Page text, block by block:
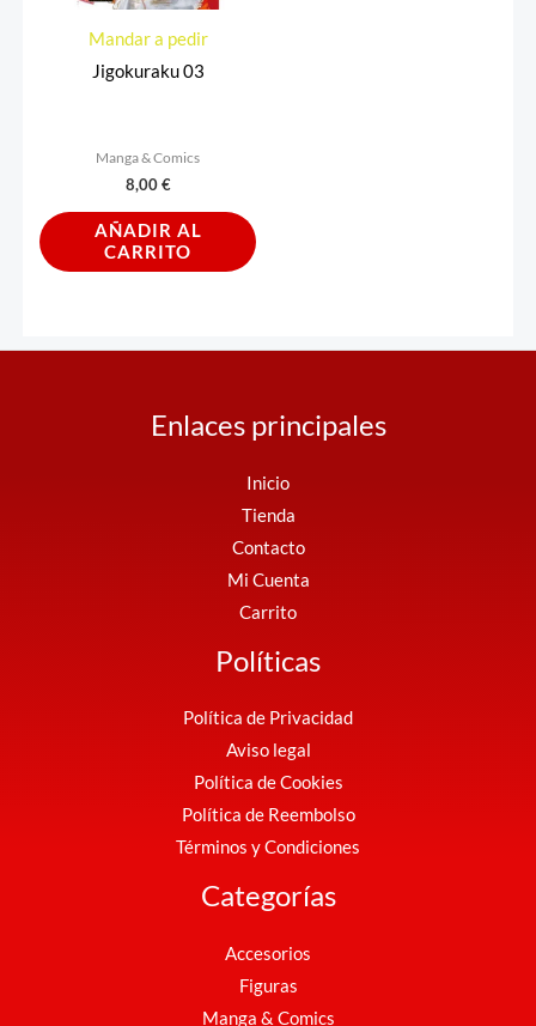
Mandar a pedir
Jigokuraku 03
Manga & Comics
8,00€
AÑADIR AL
CARRITO
Enlaces principales
Inicio
Tienda
Contacto
Mi Cuenta
Carrito
Políticas
Política de Privacidad
Aviso legal
Política de Cookies
Política de Reembolso
Términos y Condiciones
Categorías
Accesorios
Figuras
Manga & Comics